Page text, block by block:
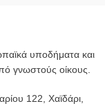
υποδήματα και
γνωστούς οίκους.
122, Χαϊδάρι,